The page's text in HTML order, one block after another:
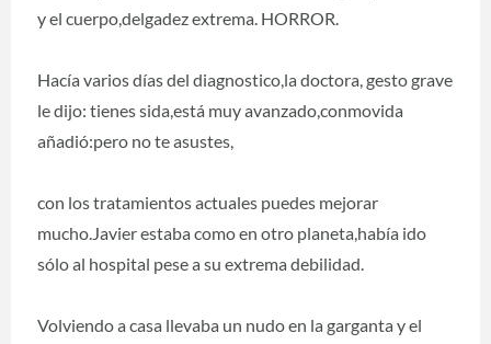
y el cuerpo,delgadez extrema. HORROR.
Hacía varios días del diagnostico,la doctora, gesto grave
le dijo: tienes sida,está muy avanzado,conmovida
añadió:pero no te asustes,
con los tratamientos actuales puedes mejorar
mucho.Javier estaba como en otro planeta,había ido
sólo al hospital pese a su extrema debilidad.
Volviendo a casa llevaba un nudo en la garganta y el